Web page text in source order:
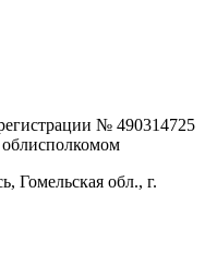
№ 490314725
Гомельская обл., г.